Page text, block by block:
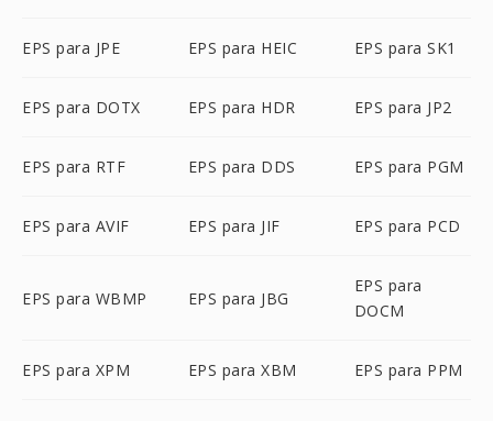
EPS para JPE EPS para HEIC EPS para SK1
EPS para DOTX EPS para HDR EPS para JP2
EPS para RTF EPS para DDS EPS para PGM
EPS para AVIF EPS para JIF EPS para PCD
EPS para WBMP EPS para JBG
EPS para
DOCM
EPS para XPM EPS para XBM EPS para PPM